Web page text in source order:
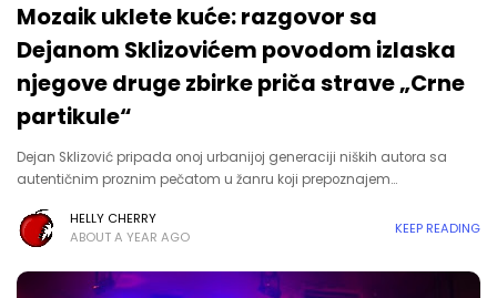
Mozaik uklete kuće: razgovor sa
Dejanom Sklizovićem povodom izlaska
njegove druge zbirke priča strave „Crne
partikule“
Dejan Sklizović pripada onoj urbanijoj generaciji niških autora sa
autentičnim proznim pečatom u žanru koji prepoznajem…
HELLY CHERRY
ABOUT A YEAR AGO
KEEP READING